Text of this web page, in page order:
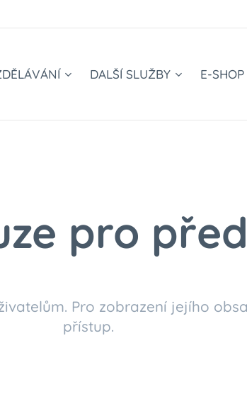
DALŠÍ SLUŽBY E-SHOP
pro
Pro zobrazení jejího
přístup.